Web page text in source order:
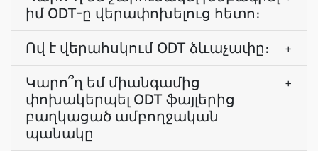
իմ ODT-ը վերափոխելուց հետո։
Ով է վերահսկում ODT ձևաչափը։ +
Կարո՞ղ եմ միանգամից
փոխակերպել ODT ֆայլերից
բաղկացած ամբողջական
պանակը
+